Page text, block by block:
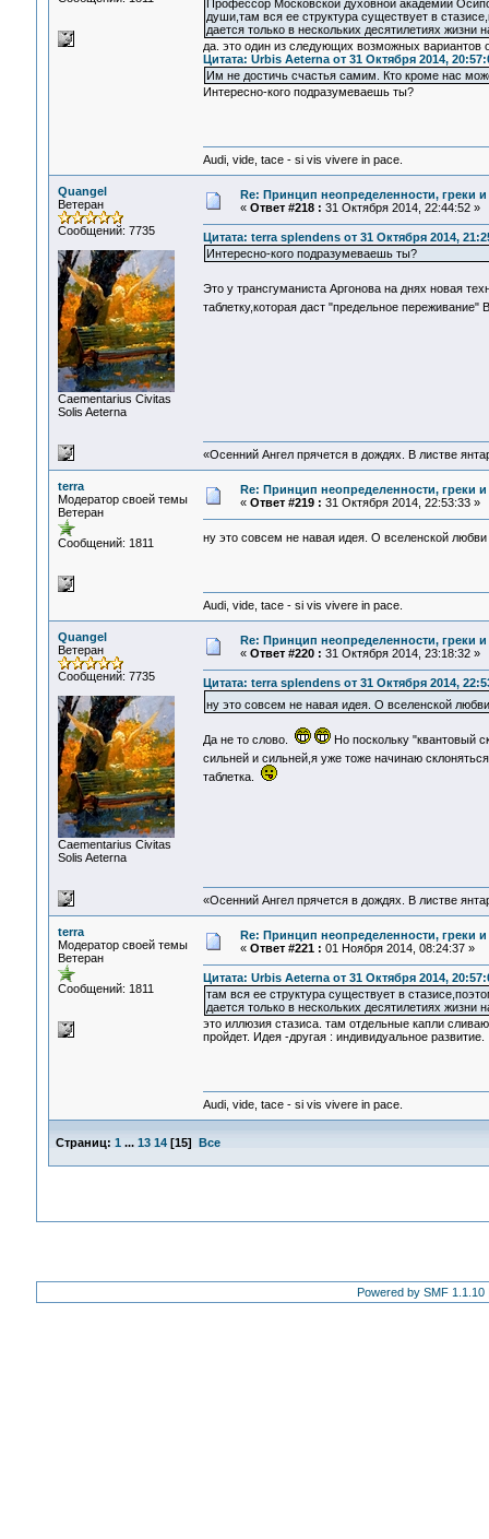
Профессор Московской духовной академии
души,там вся ее структура существует в
дается только в нескольких десятилетиях жизни
да. это один из следующих возможных вариантов
Цитата: Urbis Aeterna от 31 Октября 2014,
Им не достичь счастья самим. Кто кроме нас
Интересно-кого подразумеваешь ты?
Audi, vide, tace - si vis vivere in pace.
Quangel
Ветеран
Сообщений: 7735
Сaementarius Civitas
Solis Aeterna
Re: Принцип неопределенности, греки
« Ответ #218 : 31 Октября 2014, 22:44:52 »
Цитата: terra splendens от 31 Октября 2014,
Интересно-кого подразумеваешь ты?
Это у трансгуманиста Аргонова на днях новая
таблетку,которая даст "предельное
«Осенний Ангел прячется в дождях. В листве
terra
Модератор своей темы
Ветеран
Сообщений: 1811
Re: Принцип неопределенности, греки
« Ответ #219 : 31 Октября 2014, 22:53:33 »
ну это совсем не навая идея. О вселенской любви
Audi, vide, tace - si vis vivere in pace.
Quangel
Ветеран
Сообщений: 7735
Сaementarius Civitas
Solis Aeterna
Re: Принцип неопределенности, греки
« Ответ #220 : 31 Октября 2014, 23:18:32 »
Цитата: terra splendens от 31 Октября 2014,
ну это совсем не навая идея. О вселенской
Да не то слово.
Но поскольку "квантовый
сильней и сильней,я уже тоже начинаю
таблетка.
«Осенний Ангел прячется в дождях. В листве
terra
Модератор своей темы
Ветеран
Сообщений: 1811
Re: Принцип неопределенности, греки
« Ответ #221 : 01 Ноября 2014, 08:24:37 »
Цитата: Urbis Aeterna от 31 Октября 2014,
там вся ее структура существует в
дается только в нескольких десятилетиях жизни
это иллюзия стазиса. там отдельные капли
пройдет. Идея -другая : индивидуальное развитие.
Audi, vide, tace - si vis vivere in pace.
Страниц: 1 ... 13 14[15] Все
Powered by SMF 1.1.10